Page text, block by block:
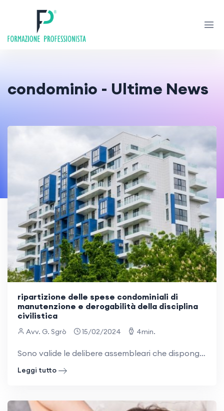
condominio - Ultime News
ripartizione delle spese condominiali di
manutenzione e derogabilità della disciplina
civilistica
Avv. G. Sgrò 15/02/2024 4min.
Sono valide le delibere assembleari che dispongono una differente partecipazione dei condòmini alle spese del condominio, in deroga alla normativa di riparto delle spese di cui all’art. 1123 c.c., e che si pongono in esecuzione del regolamento
Leggi tutto